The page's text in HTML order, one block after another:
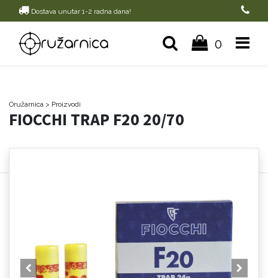
Dostava unutar 1-2 radna dana!
0
Oružarnica > Proizvodi
FIOCCHI TRAP F20 20/70